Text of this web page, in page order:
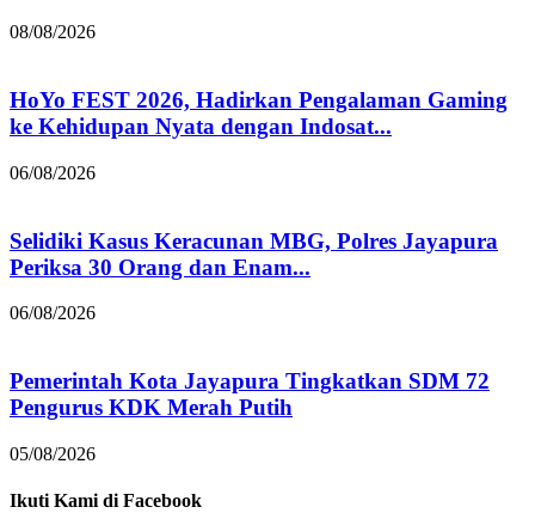
08/08/2026
HoYo FEST 2026, Hadirkan Pengalaman Gaming
ke Kehidupan Nyata dengan Indosat...
06/08/2026
Selidiki Kasus Keracunan MBG, Polres Jayapura
Periksa 30 Orang dan Enam...
06/08/2026
Pemerintah Kota Jayapura Tingkatkan SDM 72
Pengurus KDK Merah Putih
05/08/2026
Ikuti Kami di Facebook